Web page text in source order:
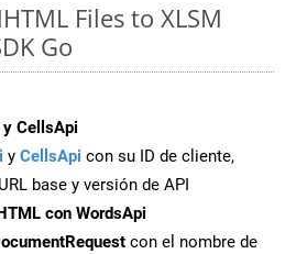
Files to XLSM
Go
CellsApi
y CellsApi con su ID de cliente,
base y versión de API
con WordsApi
con el nombre de